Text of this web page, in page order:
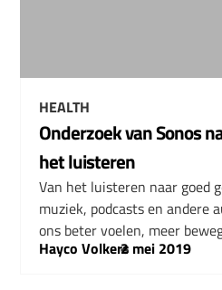
HEALTH
Onderzoek van Sonos
het luisteren
Van het luisteren naar goed
muziek, podcasts en andere
ons beter voelen, meer
Hayco Volkers
–
2 mei 2019